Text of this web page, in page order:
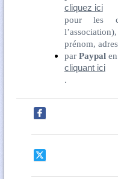
cliquez ici
pour les
prénom,
par Paypal en
cliquant ici
.